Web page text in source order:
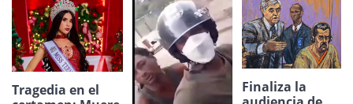
Tragedia en el
Finaliza la